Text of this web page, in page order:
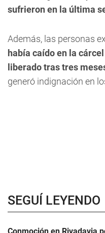
sufrieron en la última
Además, las personas
había caído en la
liberado tras tres
generó indignación en
SEGUÍ LEYENDO